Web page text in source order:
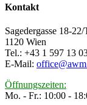
Kontakt
Sagedergasse 18-
1120 Wien
Tel.: +43 1 597 13
E-Mail:
Öffnungszeiten:
Mo. - Fr.: 10:00 -